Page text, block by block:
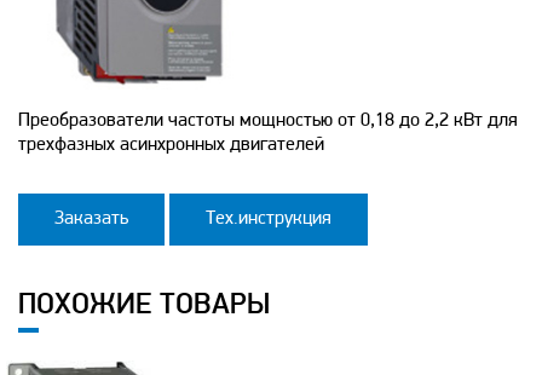
Преобразователи частоты мощностью от 0,18 до 2,2 кВт для
трехфазных асинхронных двигателей
Заказать Тех.инструкция
ПОХОЖИЕ ТОВАРЫ